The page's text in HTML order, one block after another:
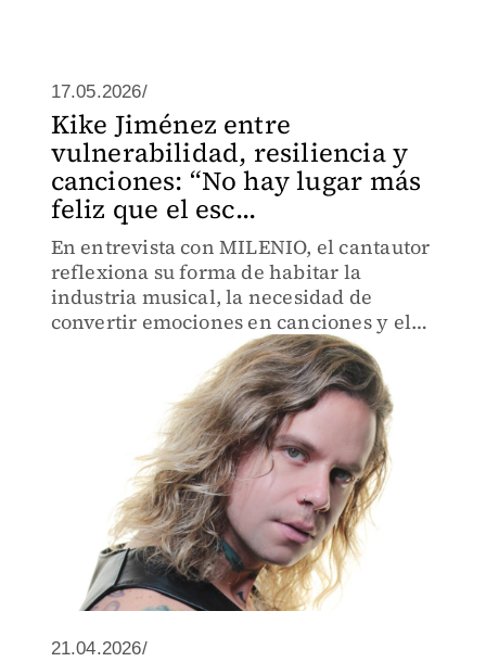
17.05.2026/
Kike Jiménez entre
vulnerabilidad, resiliencia y
canciones: “No hay lugar más
feliz que el esc...
En entrevista con MILENIO, el cantautor
reflexiona su forma de habitar la
industria musical, la necesidad de
convertir emociones en canciones y el
modo en que lleva su carrera solista a la
par de Los Daniels.
21.04.2026/